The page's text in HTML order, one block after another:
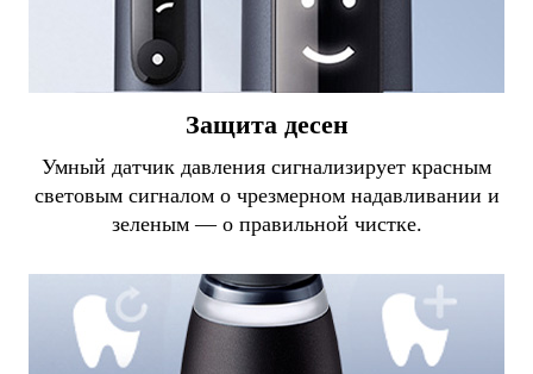
Защита десен
Умный датчик давления сигнализирует красным
световым сигналом о чрезмерном надавливании и
зеленым — о правильной чистке.